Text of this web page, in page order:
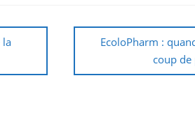
la
EcoloPharm :
coup